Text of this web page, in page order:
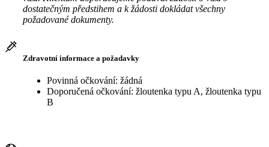
dostatečným předstihem a k žádosti dokládat všechny
požadované dokumenty.
Zdravotní informace a požadavky
Povinná očkování: žádná
Doporučená očkování: žloutenka typu A, žloutenka typu
B